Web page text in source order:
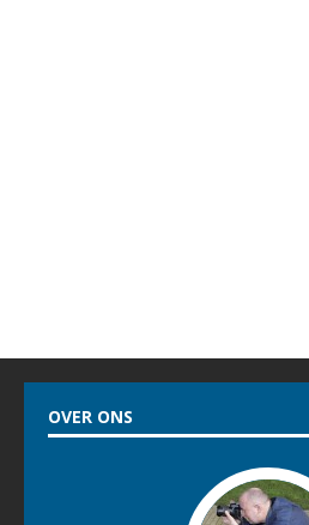
OVER ONS